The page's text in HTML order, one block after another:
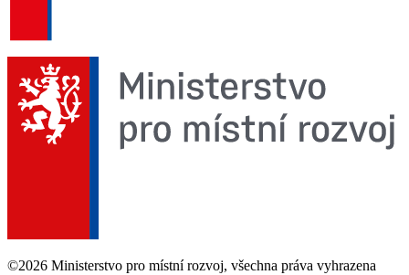
©2026 Ministerstvo pro místní rozvoj, všechna práva vyhrazena